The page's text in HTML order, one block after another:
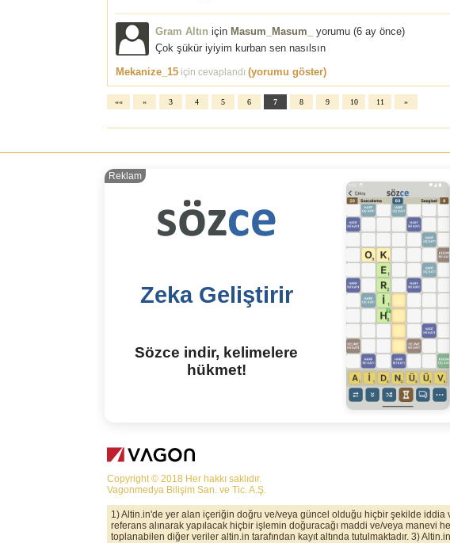
Gram Altın için Masum_Masum_ yorumu (6 ay önce)
Çok şükür iyiyim kurban sen nasılsın
Mekanize_15 için cevaplandı (yorumu göster)
«« « 3 4 5 6 7 8 9 10 11 »
Zeka Geliştirir
Sözce indir, kelimelere
hükmet!
Reklam
Copyright © 2018 Her hakkı saklıdır.
Vagonmedya Bilişim San. ve Tic. A.Ş.
1) Altin.in'de yer alan içeriğin doğru ve/veya güncel olduğu hiçbir şekilde iddia
referans alınarak yapılacak hiçbir işlemin doğuracağı maddi ve/veya manevi
toplanabilen diğer veriler altin.in tarafından kayıt altında tutulmaktadır. 3)